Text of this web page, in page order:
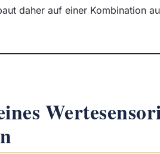
daher auf einer Kombination